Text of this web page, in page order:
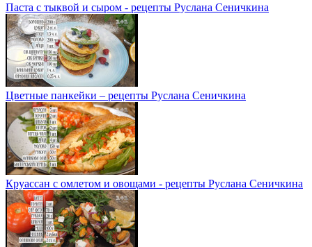
Паста с тыквой и сыром - рецепты Руслана Сеничкина
Цветные панкейки – рецепты Руслана Сеничкина
Круассан с омлетом и овощами - рецепты Руслана Сеничкина